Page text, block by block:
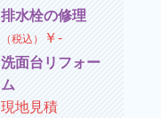
排水栓の修理
（税込） ￥‐
洗面台リフォー
ム
現地見積